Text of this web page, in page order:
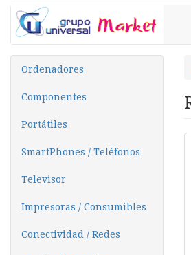
Ordenadores
Componentes
Portátiles
SmartPhones / Teléfonos
Televisor
Impresoras / Consumibles
Conectividad / Redes